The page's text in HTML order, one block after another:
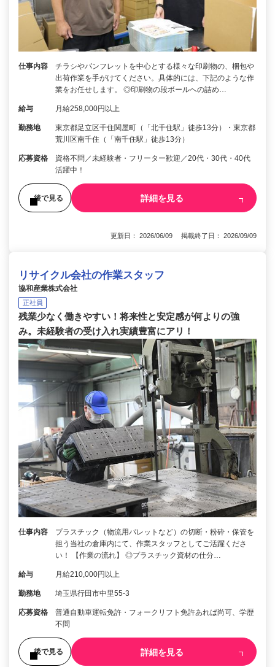
仕事内容
チラシやパンフレットを中心とする様々な印刷物の、梱包や
出荷作業を手がけてください。具体的には、下記のような作
業をお任せします。 ◎印刷物の段ボールへの詰め…
給与 月給258,000円以上
勤務地
東京都足立区千住関屋町（「北千住駅」徒歩13分）・東京都
荒川区南千住（「南千住駅」徒歩13分）
応募資格
資格不問／未経験者・フリーター歓迎／20代・30代・40代
活躍中！
後で見る 詳細を見る
更新日： 2026/06/09 掲載終了日： 2026/09/09
リサイクル会社の作業スタッフ
協和産業株式会社
正社員
残業少なく働きやすい！将来性と安定感が何よりの強
み。未経験者の受け入れ実績豊富にアリ！
仕事内容
プラスチック（物流用パレットなど）の切断・粉砕・保管を
担う当社の倉庫内にて、作業スタッフとしてご活躍くださ
い！ 【作業の流れ】 ◎プラスチック資材の仕分…
給与 月給210,000円以上
勤務地 埼玉県行田市中里55-3
応募資格
普通自動車運転免許・フォークリフト免許あれば尚可、学歴
不問
後で見る 詳細を見る